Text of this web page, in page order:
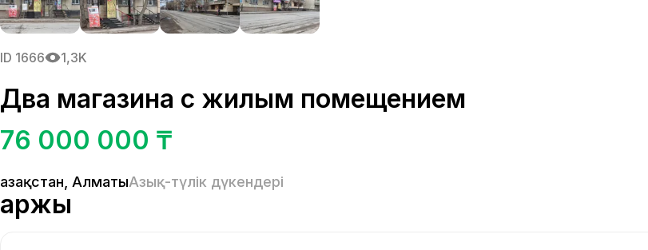
ID 1666 1,3K
Два магазина с жилым помещением
76 000 000 ₸
Қазақстан АлматыАзық-түлік дүкендері
Қаржы